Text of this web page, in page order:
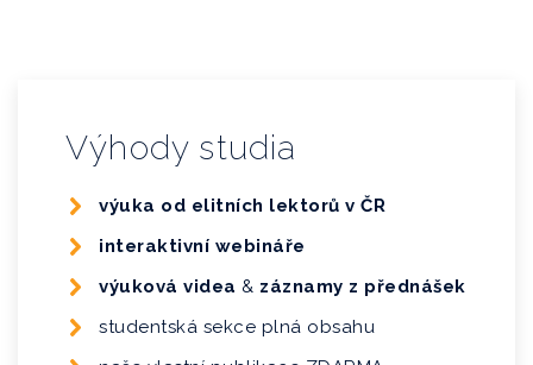
Výhody studia
výuka od elitních lektorů v ČR
interaktivní webináře
výuková videa & záznamy z přednášek
studentská sekce plná obsahu